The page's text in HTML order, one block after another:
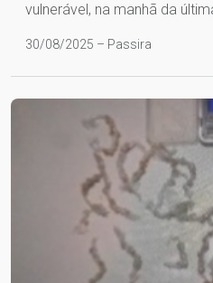
vulnerável, na manhã da
30/08/2025 – Passira